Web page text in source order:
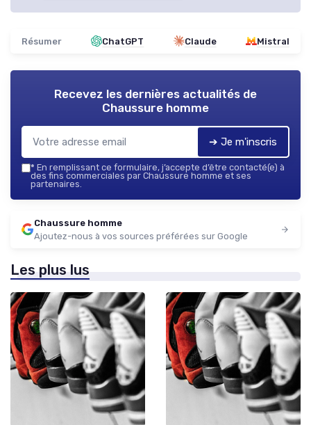
Résumer ChatGPT Claude Mistral
Recevez les dernières actualités de
Chaussure homme
➔ Je m'inscris
* En remplissant ce formulaire, j’accepte d’être contacté(e) à
des fins commerciales par Chaussure homme et ses
partenaires.
Chaussure homme
Ajoutez-nous à vos sources préférées sur Google
Les plus lus